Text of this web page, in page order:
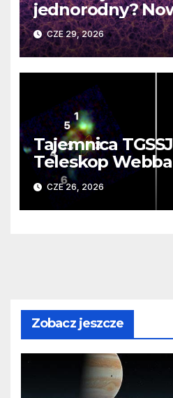
jednorodny?
DESI burzą
zasady
CZE 29, 2026
Tajemnica
Teleskop
rodzi się
monstrualna
CZE 26, 2026
Zobacz jeszcze